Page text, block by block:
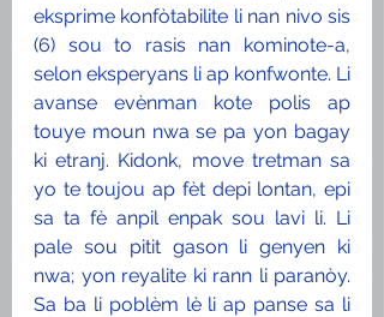
eksprime konfòtabilite li nan nivo sis
(6) sou to rasis nan kominote-a,
selon eksperyans li ap konfwonte. Li
avanse evènman kote polis ap
touye moun nwa se pa yon bagay
ki etranj. Kidonk, move tretman sa
yo te toujou ap fèt depi lontan, epi
sa ta fè anpil enpak sou lavi li. Li
pale sou pitit gason li genyen ki
nwa; yon reyalite ki rann li paranòy.
Sa ba li poblèm lè li ap panse sa li